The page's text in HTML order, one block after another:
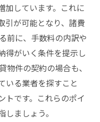
加しています。これに
引が可能となり、諸費
前に、手数料の内訳や
得がいく条件を提示し
物件の契約の場合も、
いる業者を探すこと
トです。これらのポイ
ましょう。